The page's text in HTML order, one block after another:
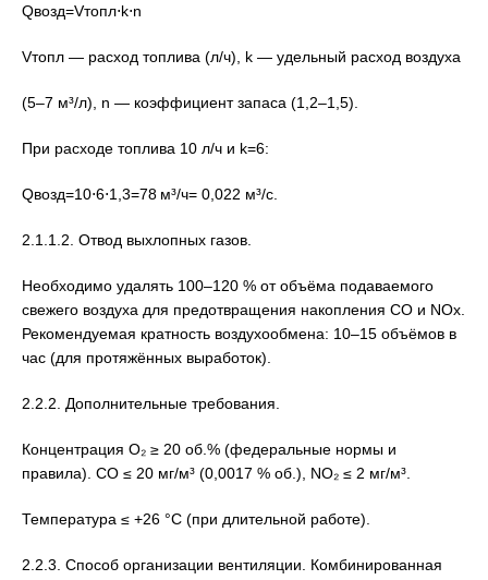
Qвозд=Vтопл⋅k⋅n
Vтопл — расход топлива (л/ч), k — удельный расход воздуха
(5–7 м³/л), n — коэффициент запаса (1,2–1,5).
При расходе топлива 10 л/ч и k=6:
Qвозд=10⋅6⋅1,3=78 м³/ч= 0,022 м³/с.
2.1.1.2. Отвод выхлопных газов.
Необходимо удалять 100–120 % от объёма подаваемого
свежего воздуха для предотвращения накопления CO и NOx.
Рекомендуемая кратность воздухообмена: 10–15 объёмов в
час (для протяжённых выработок).
2.2.2. Дополнительные требования.
Концентрация O₂ ≥ 20 об.% (федеральные нормы и
правила). CO ≤ 20 мг/м³ (0,0017 % об.), NO₂ ≤ 2 мг/м³.
Температура ≤ +26 °C (при длительной работе).
2.2.3. Способ организации вентиляции. Комбинированная